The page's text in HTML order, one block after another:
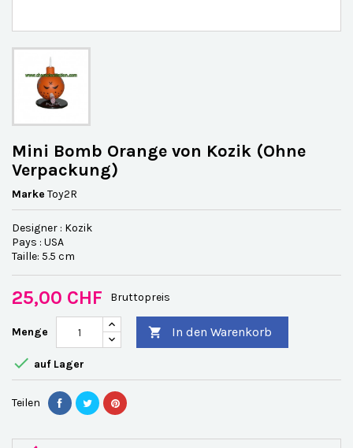
Mini Bomb Orange von Kozik (Ohne
Verpackung)
Marke Toy2R
Designer : Kozik
Pays : USA
Taille: 5.5 cm
25,00 CHF Bruttopreis
Menge  In den Warenkorb
 auf Lager
Teilen